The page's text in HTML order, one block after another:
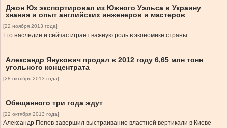
Джон Юз экcпортировал из Южного Уэльса в Украину
знания и опыт английских инженеров и мастеров
[22 ноября 2013 года]
Его наследие и сейчас играет важную роль в экономике страны
Александр Янукович продал в 2012 году 6,65 млн тонн
угольного концентрата
[28 октября 2013 года]
Обещанного три года ждут
[22 октября 2013 года]
Александр Попов завершил выстраивание властной вертикали в Киеве